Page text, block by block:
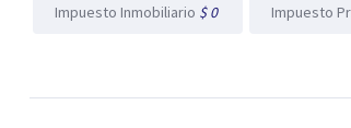
Impuesto Inmobiliario $ 0 Impuesto